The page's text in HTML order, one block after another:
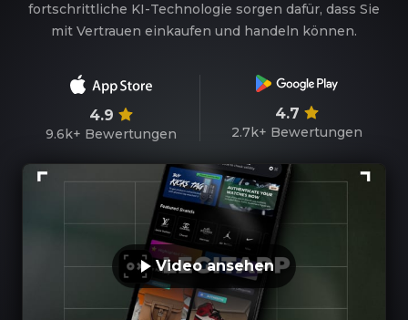
fortschrittliche KI-Technologie sorgen dafür, dass Sie
mit Vertrauen einkaufen und handeln können.
4.9
9.6k+ Bewertungen
4.7
2.7k+ Bewertungen
Video ansehen